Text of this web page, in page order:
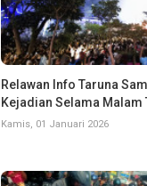
Relawan Info Taruna
Kejadian Selama Malam
Kamis, 01 Januari 2026